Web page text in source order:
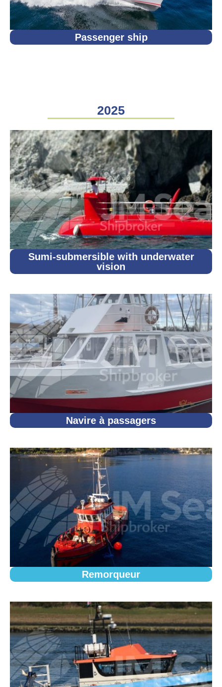
Passenger ship
2025
Sumi-submersible with underwater
vision
Navire à passagers
Remorqueur